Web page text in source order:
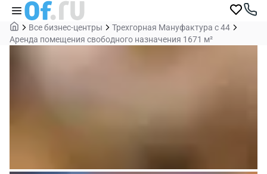
Все бизнес-центры
Трехгорная Мануфактура с 44
Аренда помещения свободного назначения 1671 м²